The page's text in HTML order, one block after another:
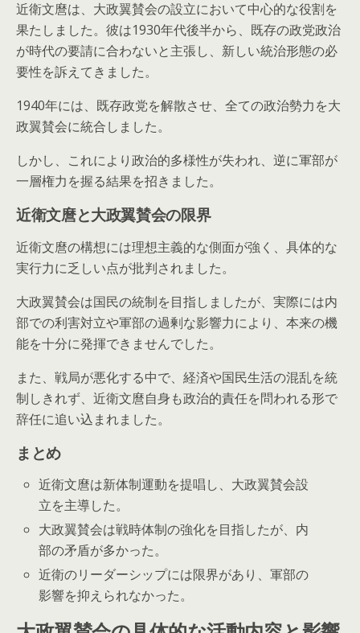
近衛文麿は、大政翼賛会の設立において中心的な役割を
果たしました。彼は1930年代後半から、既存の政党政治
が時代の要請に合わないと主張し、新しい統治形態の必
要性を訴えてきました。
1940年には、既存政党を解散させ、全ての政治勢力を大
政翼賛会に統合しました。
しかし、これにより政治的多様性が失われ、逆に軍部が
一層権力を握る結果を招きました。
近衛文麿と大政翼賛会の限界
近衛文麿の構想には理想主義的な側面が強く、具体的な
実行力に乏しい点が批判されました。
大政翼賛会は国民の統制を目指しましたが、実際には内
部での利害対立や軍部の過剰な影響力により、本来の機
能を十分に発揮できませんでした。
また、戦局が悪化する中で、経済や国民生活の混乱を統
制しきれず、近衛文麿自身も政治的責任を問われる形で
辞任に追い込まれました。
まとめ
近衛文麿は新体制運動を提唱し、大政翼賛会設
立を主導した。
大政翼賛会は戦時体制の強化を目指したが、内
部の矛盾が多かった。
近衛のリーダーシップには限界があり、軍部の
影響を抑えられなかった。